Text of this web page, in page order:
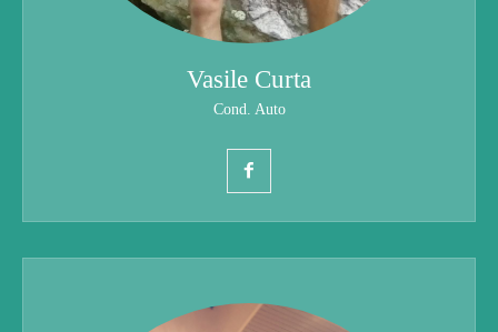
Vasile Curta
Cond. Auto